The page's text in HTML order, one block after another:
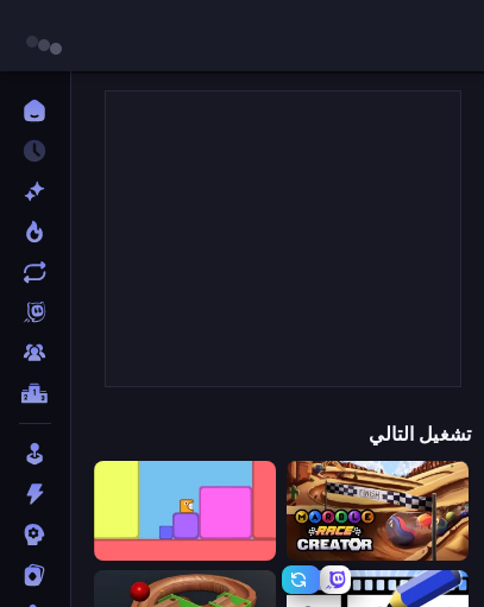
تشغيل التالي
Marble Race Creator
Level EATEN!